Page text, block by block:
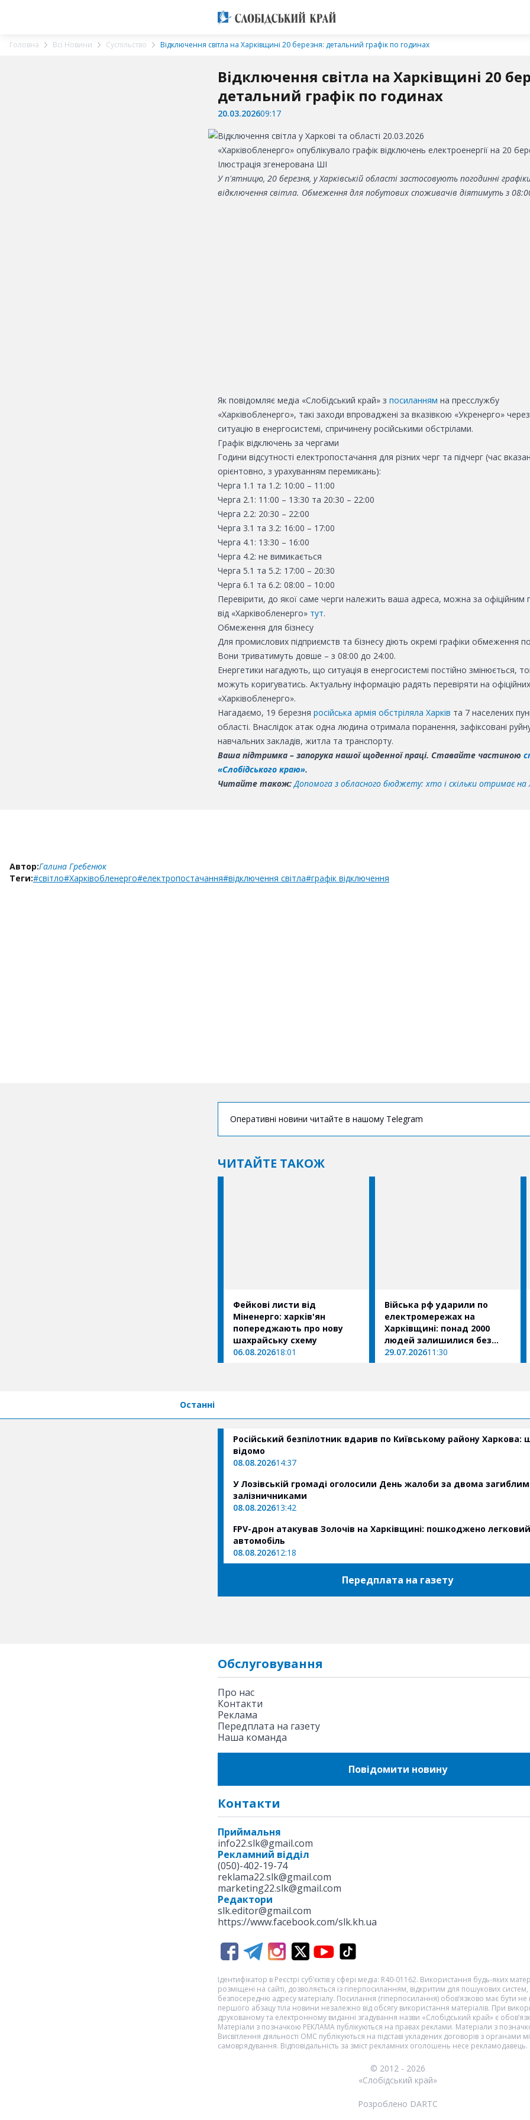
Головна Всі Новини Суспільство Відключення світла на Харківщині 20 березня: детальний графік по годинах
Відключення світла на Харківщині 20
детальний графік по годинах
20.03.202609:17
«Харківобленерго» опублікувало графік відключень електроенергії на 20
Ілюстрація згенерована ШІ
У п'ятницю, 20 березня, у Харківській області застосовують погодинні
відключення світла. Обмеження для побутових споживачів діятимуть з
Як повідомляє медіа «Слобідський край» з посиланням на пресслужбу
«Харківобленерго», такі заходи впроваджені за вказівкою «Укренерго»
ситуацію в енергосистемі, спричинену російськими обстрілами.
Графік відключень за чергами
Години відсутності електропостачання для різних черг та підчерг (час
орієнтовно, з урахуванням перемикань):
Черга 1.1 та 1.2: 10:00 – 11:00
Черга 2.1: 11:00 – 13:30 та 20:30 – 22:00
Черга 2.2: 20:30 – 22:00
Черга 3.1 та 3.2: 16:00 – 17:00
Черга 4.1: 13:30 – 16:00
Черга 4.2: не вимикається
Черга 5.1 та 5.2: 17:00 – 20:30
Черга 6.1 та 6.2: 08:00 – 10:00
Перевірити, до якої саме черги належить ваша адреса, можна за офіційним
від «Харківобленерго» тут.
Обмеження для бізнесу
Для промислових підприємств та бізнесу діють окремі графіки обмеження
Вони триватимуть довше – з 08:00 до 24:00.
Енергетики нагадують, що ситуація в енергосистемі постійно змінюється,
можуть коригуватись. Актуальну інформацію радять перевіряти на
«Харківобленерго».
Нагадаємо, 19 березня російська армія обстріляла Харків та 7 населених
області. Внаслідок атак одна людина отримала поранення, зафіксовані
навчальних закладів, житла та транспорту.
Ваша підтримка – запорука нашої щоденної праці. Ставайте частиною
«Слобідського краю».
Читайте також: Допомога з обласного бюджету: хто і скільки отримає на
Автор:Галина Гребенюк
Теги:#світло#Харківобленерго#електропостачання#відключення світла#графік відключення
Оперативні новини читайте в нашому Telegram
ЧИТАЙТЕ ТАКОЖ
Фейкові листи від
Міненерго: харків'ян
попереджають про нову
шахрайську схему
06.08.202618:01
Війська рф ударили по
електромережах на
Харківщині: понад 2000
людей залишилися без
світла
29.07.202611:30
Останні
Російський безпілотник вдарив по Київському району Харкова:
відомо
08.08.202614:37
У Лозівській громаді оголосили День жалоби за двома
залізничниками
08.08.202613:42
FPV-дрон атакував Золочів на Харківщині: пошкоджено легковий
автомобіль
08.08.202612:18
Передплата на газету
Обслуговування
Про нас
Контакти
Реклама
Передплата на газету
Наша команда
Повідомити новину
Контакти
Приймальня
info22.slk@gmail.com
Рекламний відділ
(050)-402-19-74
reklama22.slk@gmail.com
marketing22.slk@gmail.com
Редактори
slk.editor@gmail.com
https://www.facebook.com/slk.kh.ua
Ідентифікатор в Реєстрі суб’єктів у сфері медіа: R40-01162. Використання будь-яких
розміщені на сайті, дозволяється із гіперпосиланням, відкритим для пошукових
безпосередню адресу матеріалу. Посилання (гіперпосилання) обов’язково має бути
першого абзацу тіла новини незалежно від обсягу використання матеріалів. При
друкованому та електронному виданні згадування назви «Слобідський край» є
Матеріали з позначкою РЕКЛАМА публікуються на правах реклами. Матеріали з
Висвітлення діяльності ОМС публікуються на підставі укладених договорів з органами
самоврядування. Відповідальність за зміст рекламних оголошень несе рекламодавець.
© 2012 - 2026
«Слобідський край»
Розроблено DARTC